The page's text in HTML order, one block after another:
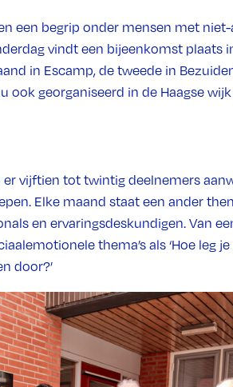
een begrip onder mensen met
vindt een bijeenkomst plaats
in Escamp, de tweede in
ook georganiseerd in de Haagse
vijftien tot twintig deelnemers
Elke maand staat een ander
en ervaringsdeskundigen. Van
thema’s als ‘Hoe leg
door?’